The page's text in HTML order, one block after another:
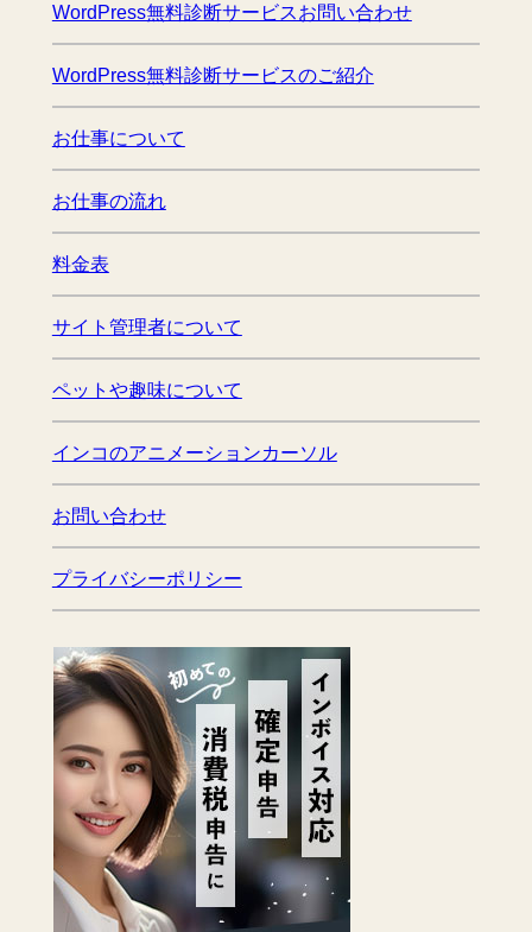
WordPress無料診断サービスお問い合わせ
WordPress無料診断サービスのご紹介
お仕事について
お仕事の流れ
料金表
サイト管理者について
ペットや趣味について
インコのアニメーションカーソル
お問い合わせ
プライバシーポリシー